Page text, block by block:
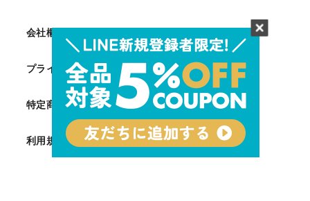
会社概要
プライバシーポリシー
特定商取引法に基づく表記
利用規約